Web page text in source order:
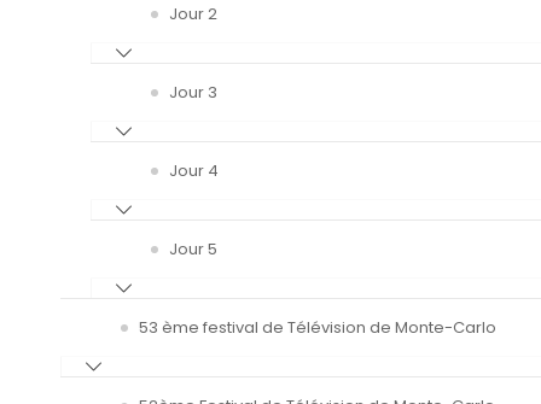
Jour 2
Jour 3
Jour 4
Jour 5
53 ème festival de Télévision de Monte-Carlo